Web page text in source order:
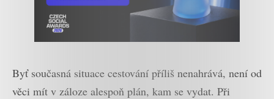
Byť současná situace cestování příliš nenahrává, není od
věci mít v záloze alespoň plán, kam se vydat. Při